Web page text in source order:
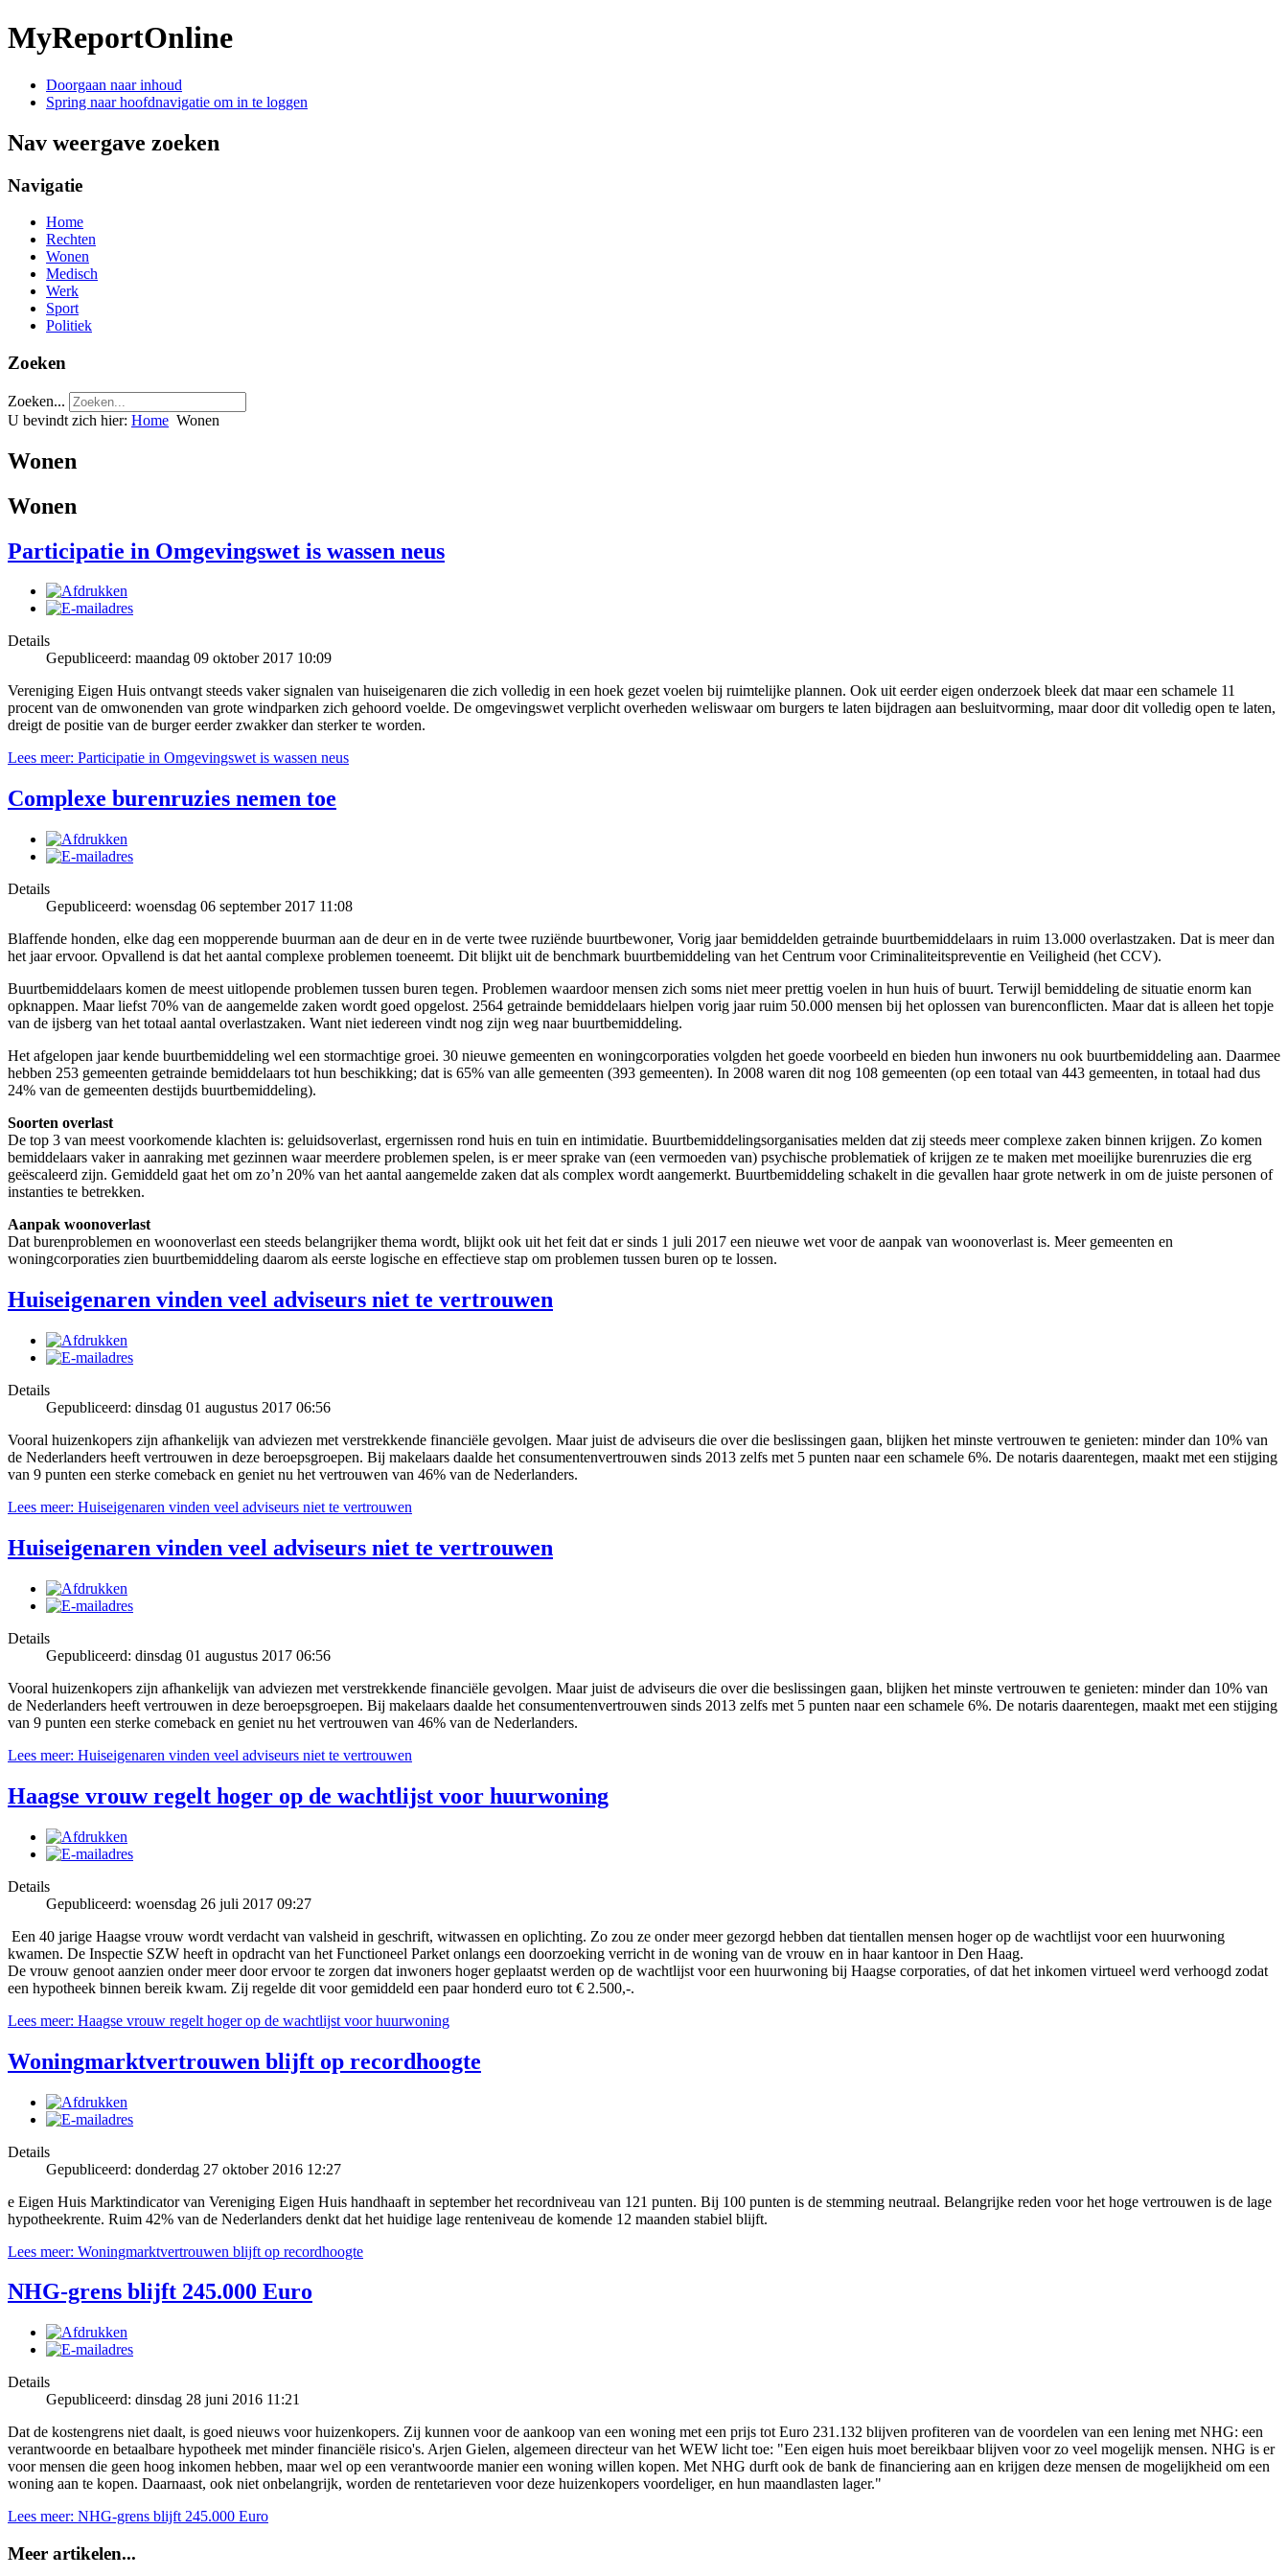
MyReportOnline
Doorgaan naar inhoud
Spring naar hoofdnavigatie om in te loggen
Nav weergave zoeken
Navigatie
Home
Rechten
Wonen
Medisch
Werk
Sport
Politiek
Zoeken
Zoeken...
U bevindt zich hier: Home Wonen
Wonen
Wonen
Participatie in Omgevingswet is wassen neus
Details
Gepubliceerd: maandag 09 oktober 2017 10:09
Vereniging Eigen Huis ontvangt steeds vaker signalen van huiseigenaren die zich volledig in een hoek gezet voelen bij ruimtelijke plannen. Ook uit eerder eigen onderzoek bleek dat maar een schamele 11
procent van de omwonenden van grote windparken zich gehoord voelde. De omgevingswet verplicht overheden weliswaar om burgers te laten bijdragen aan besluitvorming, maar door dit volledig open te laten,
dreigt de positie van de burger eerder zwakker dan sterker te worden.
Lees meer: Participatie in Omgevingswet is wassen neus
Complexe burenruzies nemen toe
Details
Gepubliceerd: woensdag 06 september 2017 11:08
Blaffende honden, elke dag een mopperende buurman aan de deur en in de verte twee ruziënde buurtbewoner, Vorig jaar bemiddelden getrainde buurtbemiddelaars in ruim 13.000 overlastzaken. Dat is meer dan
het jaar ervoor. Opvallend is dat het aantal complexe problemen toeneemt. Dit blijkt uit de benchmark buurtbemiddeling van het Centrum voor Criminaliteitspreventie en Veiligheid (het CCV).
Buurtbemiddelaars komen de meest uitlopende problemen tussen buren tegen. Problemen waardoor mensen zich soms niet meer prettig voelen in hun huis of buurt. Terwijl bemiddeling de situatie enorm kan
opknappen. Maar liefst 70% van de aangemelde zaken wordt goed opgelost. 2564 getrainde bemiddelaars hielpen vorig jaar ruim 50.000 mensen bij het oplossen van burenconflicten. Maar dat is alleen het topje
van de ijsberg van het totaal aantal overlastzaken. Want niet iedereen vindt nog zijn weg naar buurtbemiddeling.
Het afgelopen jaar kende buurtbemiddeling wel een stormachtige groei. 30 nieuwe gemeenten en woningcorporaties volgden het goede voorbeeld en bieden hun inwoners nu ook buurtbemiddeling aan. Daarmee
hebben 253 gemeenten getrainde bemiddelaars tot hun beschikking; dat is 65% van alle gemeenten (393 gemeenten). In 2008 waren dit nog 108 gemeenten (op een totaal van 443 gemeenten, in totaal had dus
24% van de gemeenten destijds buurtbemiddeling).
Soorten overlast
De top 3 van meest voorkomende klachten is: geluidsoverlast, ergernissen rond huis en tuin en intimidatie. Buurtbemiddelingsorganisaties melden dat zij steeds meer complexe zaken binnen krijgen. Zo komen
bemiddelaars vaker in aanraking met gezinnen waar meerdere problemen spelen, is er meer sprake van (een vermoeden van) psychische problematiek of krijgen ze te maken met moeilijke burenruzies die erg
geëscaleerd zijn. Gemiddeld gaat het om zo’n 20% van het aantal aangemelde zaken dat als complex wordt aangemerkt. Buurtbemiddeling schakelt in die gevallen haar grote netwerk in om de juiste personen of
instanties te betrekken.
Aanpak woonoverlast
Dat burenproblemen en woonoverlast een steeds belangrijker thema wordt, blijkt ook uit het feit dat er sinds 1 juli 2017 een nieuwe wet voor de aanpak van woonoverlast is. Meer gemeenten en
woningcorporaties zien buurtbemiddeling daarom als eerste logische en effectieve stap om problemen tussen buren op te lossen.
Huiseigenaren vinden veel adviseurs niet te vertrouwen
Details
Gepubliceerd: dinsdag 01 augustus 2017 06:56
Vooral huizenkopers zijn afhankelijk van adviezen met verstrekkende financiële gevolgen. Maar juist de adviseurs die over die beslissingen gaan, blijken het minste vertrouwen te genieten: minder dan 10% van
de Nederlanders heeft vertrouwen in deze beroepsgroepen. Bij makelaars daalde het consumentenvertrouwen sinds 2013 zelfs met 5 punten naar een schamele 6%. De notaris daarentegen, maakt met een stijging
van 9 punten een sterke comeback en geniet nu het vertrouwen van 46% van de Nederlanders.
Lees meer: Huiseigenaren vinden veel adviseurs niet te vertrouwen
Huiseigenaren vinden veel adviseurs niet te vertrouwen
Details
Gepubliceerd: dinsdag 01 augustus 2017 06:56
Vooral huizenkopers zijn afhankelijk van adviezen met verstrekkende financiële gevolgen. Maar juist de adviseurs die over die beslissingen gaan, blijken het minste vertrouwen te genieten: minder dan 10% van
de Nederlanders heeft vertrouwen in deze beroepsgroepen. Bij makelaars daalde het consumentenvertrouwen sinds 2013 zelfs met 5 punten naar een schamele 6%. De notaris daarentegen, maakt met een stijging
van 9 punten een sterke comeback en geniet nu het vertrouwen van 46% van de Nederlanders.
Lees meer: Huiseigenaren vinden veel adviseurs niet te vertrouwen
Haagse vrouw regelt hoger op de wachtlijst voor huurwoning
Details
Gepubliceerd: woensdag 26 juli 2017 09:27
Een 40 jarige Haagse vrouw wordt verdacht van valsheid in geschrift, witwassen en oplichting. Zo zou ze onder meer gezorgd hebben dat tientallen mensen hoger op de wachtlijst voor een huurwoning
kwamen. De Inspectie SZW heeft in opdracht van het Functioneel Parket onlangs een doorzoeking verricht in de woning van de vrouw en in haar kantoor in Den Haag.
De vrouw genoot aanzien onder meer door ervoor te zorgen dat inwoners hoger geplaatst werden op de wachtlijst voor een huurwoning bij Haagse corporaties, of dat het inkomen virtueel werd verhoogd zodat
een hypotheek binnen bereik kwam. Zij regelde dit voor gemiddeld een paar honderd euro tot € 2.500,-.
Lees meer: Haagse vrouw regelt hoger op de wachtlijst voor huurwoning
Woningmarktvertrouwen blijft op recordhoogte
Details
Gepubliceerd: donderdag 27 oktober 2016 12:27
e Eigen Huis Marktindicator van Vereniging Eigen Huis handhaaft in september het recordniveau van 121 punten. Bij 100 punten is de stemming neutraal. Belangrijke reden voor het hoge vertrouwen is de lage
hypotheekrente. Ruim 42% van de Nederlanders denkt dat het huidige lage renteniveau de komende 12 maanden stabiel blijft.
Lees meer: Woningmarktvertrouwen blijft op recordhoogte
NHG-grens blijft 245.000 Euro
Details
Gepubliceerd: dinsdag 28 juni 2016 11:21
Dat de kostengrens niet daalt, is goed nieuws voor huizenkopers. Zij kunnen voor de aankoop van een woning met een prijs tot Euro 231.132 blijven profiteren van de voordelen van een lening met NHG: een
verantwoorde en betaalbare hypotheek met minder financiële risico's. Arjen Gielen, algemeen directeur van het WEW licht toe: "Een eigen huis moet bereikbaar blijven voor zo veel mogelijk mensen. NHG is er
voor mensen die geen hoog inkomen hebben, maar wel op een verantwoorde manier een woning willen kopen. Met NHG durft ook de bank de financiering aan en krijgen deze mensen de mogelijkheid om een
woning aan te kopen. Daarnaast, ook niet onbelangrijk, worden de rentetarieven voor deze huizenkopers voordeliger, en hun maandlasten lager."
Lees meer: NHG-grens blijft 245.000 Euro
Meer artikelen...